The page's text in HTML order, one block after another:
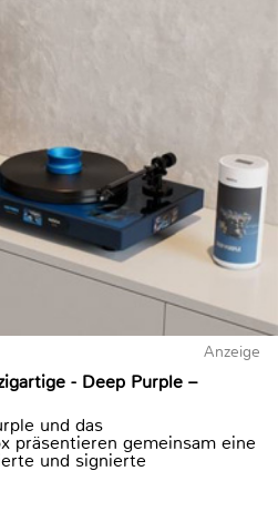
Anzeige
- Deep Purple –
und das
präsentieren gemeinsam eine
und signierte